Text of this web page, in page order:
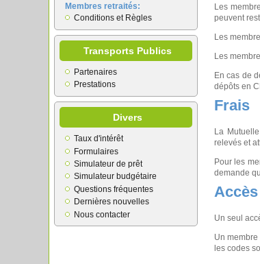
Membres retraités:
Conditions et Règles
Transports Publics
Partenaires
Prestations
Divers
Taux d'intérêt
Formulaires
Simulateur de prêt
Simulateur budgétaire
Questions fréquentes
Dernières nouvelles
Nous contacter
Les
peuvent
Les
Les
En cas de
dépôts en
Frais
La
relevés et
Pour les
demande
Un seul
Un
les codes